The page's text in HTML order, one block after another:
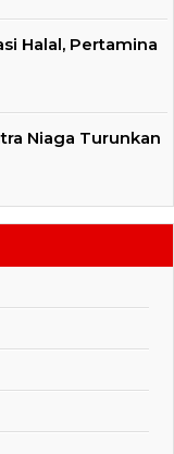
Halal, Pertamina
Niaga Turunkan